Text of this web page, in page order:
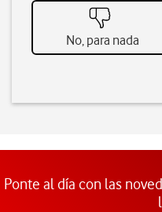
No, para nada
Ponte al día con las